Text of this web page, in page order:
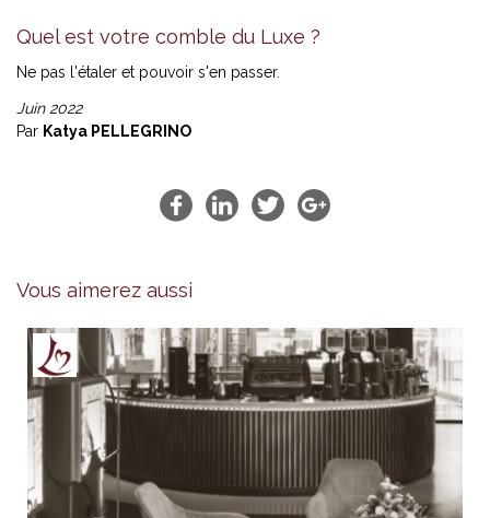
Quel est votre comble du Luxe ?
Ne pas l'étaler et pouvoir s'en passer.
Juin 2022
Par Katya PELLEGRINO
Vous aimerez aussi